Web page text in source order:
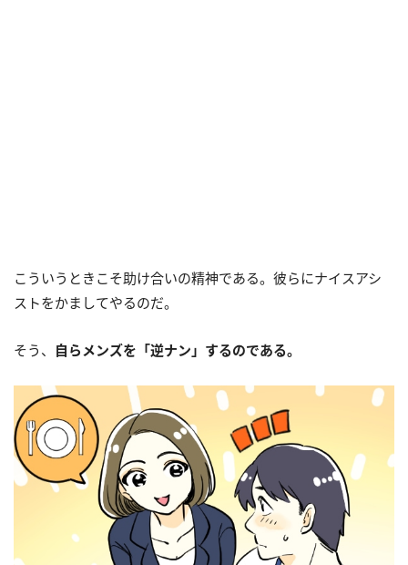
こういうときこそ助け合いの精神である。彼らにナイスアシ
ストをかましてやるのだ。
そう、 自らメンズを「逆ナン」するのである。